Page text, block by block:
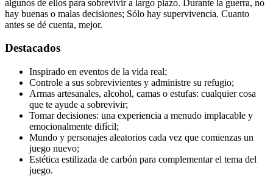
algunos de ellos para sobrevivir a largo plazo. Durante la guerra, no
hay buenas o malas decisiones; Sólo hay supervivencia. Cuanto
antes se dé cuenta, mejor.
Destacados
Inspirado en eventos de la vida real;
Controle a sus sobrevivientes y administre su refugio;
Armas artesanales, alcohol, camas o estufas: cualquier cosa
que te ayude a sobrevivir;
Tomar decisiones: una experiencia a menudo implacable y
emocionalmente difícil;
Mundo y personajes aleatorios cada vez que comienzas un
juego nuevo;
Estética estilizada de carbón para complementar el tema del
juego.